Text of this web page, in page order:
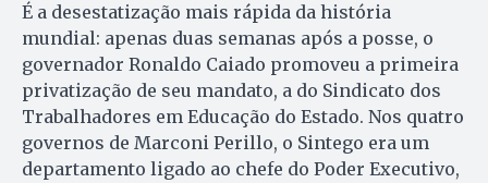
É a desestatização mais rápida da história
mundial: apenas duas semanas após a posse, o
governador Ronaldo Caiado promoveu a primeira
privatização de seu mandato, a do Sindicato dos
Trabalhadores em Educação do Estado. Nos quatro
governos de Marconi Perillo, o Sintego era um
departamento ligado ao chefe do Poder Executivo,